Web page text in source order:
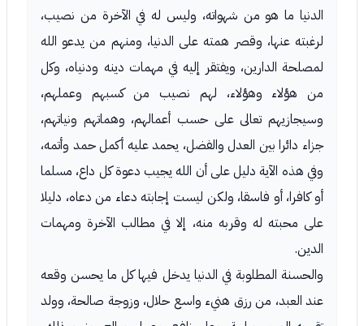
الدنيا ما هو من شهواته، وليس له في الآخرة من نصيب،
لرغبته عنها، وقصر همته على الدنيا، ومنهم من يدعو الله
لمصلحة الدارين، ويفتقر إليه في مهمات دينه ودنياه، وكل
من هؤلاء وهؤلاء، لهم نصيب من كسبهم وعملهم،
وسيجازيهم تعالى على حسب أعمالهم، وهماتهم ونياتهم،
جزاء دائرا بين العدل والفضل، يحمد عليه أكمل حمد وأتمه،
وفي هذه الآية دليل على أن الله يجيب دعوة كل داع، مسلما
أو كافرا، أو فاسقا، ولكن ليست إجابته دعاء من دعاه، دليلا
على محبته له وقربه منه، إلا في مطالب الآخرة ومهمات
الدين.
والحسنة المطلوبة في الدنيا يدخل فيها كل ما يحسن وقعه
عند العبد، من رزق هنيء واسع حلال، وزوجة صالحة، وولد